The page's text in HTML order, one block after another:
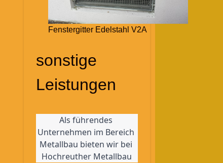
Fenstergitter Edelstahl V2A
sonstige
Leistungen
Als führendes
Unternehmen im Bereich
Metallbau bieten wir bei
Hochreuther Metallbau